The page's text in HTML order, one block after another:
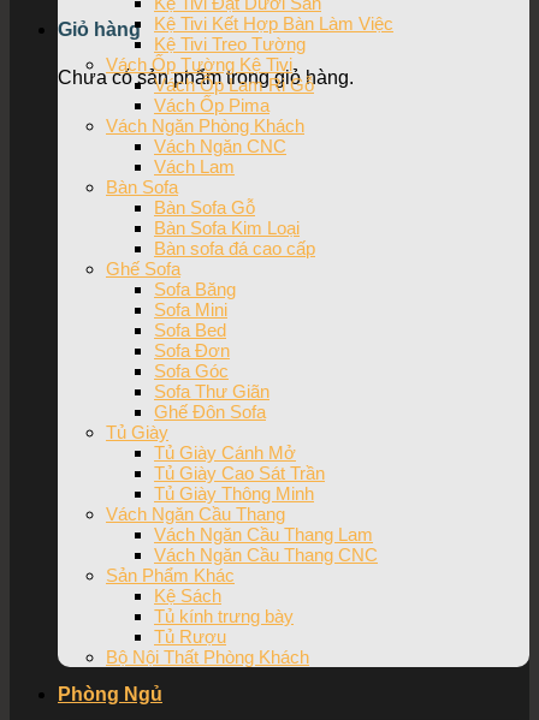
Giỏ hàng
Chưa có sản phẩm trong giỏ hàng.
Kệ Tivi Kết Hợp Bàn Làm Việc
Kệ Tivi Treo Tường
Vách Ốp Tường Kệ Tivi
Vách Ốp Lam Ri Gỗ
Vách Ốp Pima
Vách Ngăn Phòng Khách
Vách Ngăn CNC
Vách Lam
Bàn Sofa
Bàn Sofa Gỗ
Bàn Sofa Kim Loại
Bàn sofa đá cao cấp
Ghế Sofa
Sofa Băng
Sofa Mini
Sofa Bed
Sofa Đơn
Sofa Góc
Sofa Thư Giãn
Ghế Đôn Sofa
Tủ Giày
Tủ Giày Cánh Mở
Tủ Giày Cao Sát Trần
Tủ Giày Thông Minh
Vách Ngăn Cầu Thang
Vách Ngăn Cầu Thang Lam
Vách Ngăn Cầu Thang CNC
Sản Phẩm Khác
Kệ Sách
Tủ kính trưng bày
Tủ Rượu
Bộ Nội Thất Phòng Khách
Phòng Ngủ